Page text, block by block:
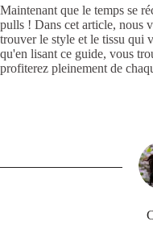
Maintenant que le temps se
pulls ! Dans cet article, nous
trouver le style et le tissu qui
qu'en lisant ce guide, vous
profiterez pleinement de